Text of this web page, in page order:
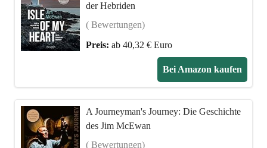
der Hebriden
( Bewertungen)
Preis: ab 40,32 € Euro
Bei Amazon kaufen
A Journeyman's Journey: Die Geschichte
des Jim McEwan
( Bewertungen)